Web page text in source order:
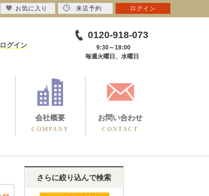
ログイン
0120-918-073
9:30～18:00
毎週火曜日、水曜日
会社概要
COMPANY
お問い合わせ
CONTACT
さらに絞り込んで検索
お気に入り 来店予約 ログイン